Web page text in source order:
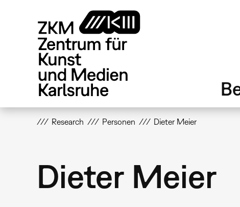
Research Personen Dieter Meier
Dieter Meier